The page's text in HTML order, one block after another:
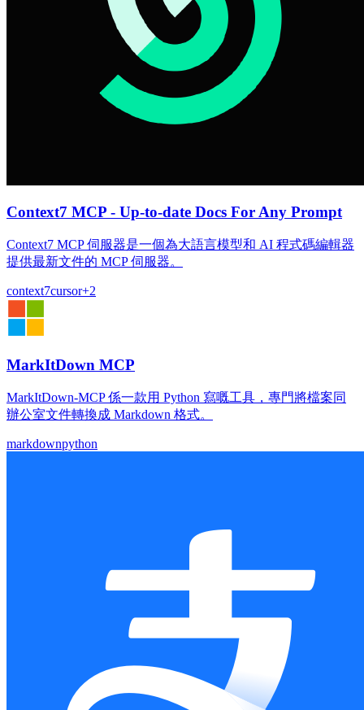
Context7 MCP - Up-to-date Docs For Any Prompt
Context7 MCP 伺服器是一個為大語言模型和 AI 程式碼編輯器
提供最新文件的 MCP 伺服器。
context7cursor+2
MarkItDown MCP
MarkItDown-MCP 係一款用 Python 寫嘅工具，專門將檔案同
辦公室文件轉換成 Markdown 格式。
markdownpython